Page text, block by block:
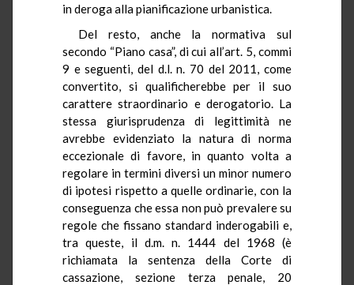
in deroga alla pianificazione urbanistica.
Del resto, anche la normativa sul
secondo “Piano casa”, di cui all’art. 5, commi
9 e seguenti, del d.l. n. 70 del 2011, come
convertito, si qualificherebbe per il suo
carattere straordinario e derogatorio. La
stessa giurisprudenza di legittimità ne
avrebbe evidenziato la natura di norma
eccezionale di favore, in quanto volta a
regolare in termini diversi un minor numero
di ipotesi rispetto a quelle ordinarie, con la
conseguenza che essa non può prevalere su
regole che fissano standard inderogabili e,
tra queste, il d.m. n. 1444 del 1968 (è
richiamata la sentenza della Corte di
cassazione, sezione terza penale, 20